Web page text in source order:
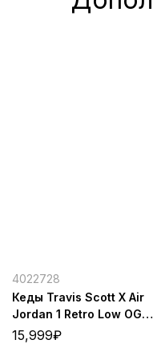
4022728
Кеды Travis Scott X Air
Jordan 1 Retro Low OG
Olive
15,999₽